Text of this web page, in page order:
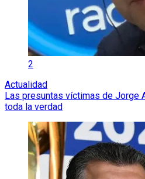
2
Actualidad
Las presuntas víctimas de Jorge
toda la verdad